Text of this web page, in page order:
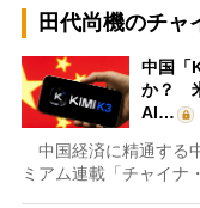
田代尚機のチャ
中国「
か？
AI…
中国経済に精通する
ミアム連載「チャイナ